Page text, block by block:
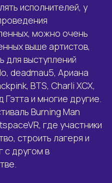
исполнителей, у
можно очень
выше артистов,
для выступлений
deadmau5, Ариана
BTS, Charli XCX,
и многие другие.
Burning Man
где участники
строить лагеря и
с другом в